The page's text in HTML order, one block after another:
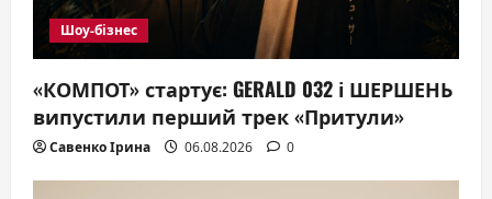
o
n
Шоу-бізнес
«КОМПОТ» стартує: GERALD 032 і ШЕРШЕНЬ
випустили перший трек «Притули»
Савенко Ірина 06.08.2026 0